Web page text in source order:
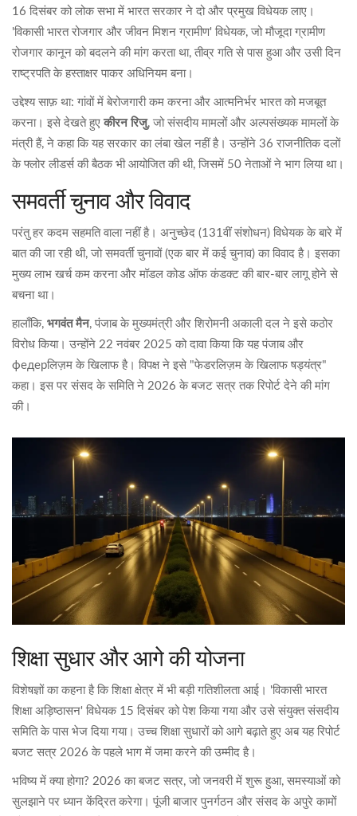
16 दिसंबर को लोक सभा में भारत सरकार ने दो और प्रमुख विधेयक लाए।
'विकासी भारत रोजगार और जीवन मिशन ग्रामीण' विधेयक, जो मौजूदा ग्रामीण
रोजगार कानून को बदलने की मांग करता था, तीव्र गति से पास हुआ और उसी दिन
राष्ट्रपति के हस्ताक्षर पाकर अधिनियम बना।
उद्देश्य साफ़ था: गांवों में बेरोजगारी कम करना और आत्मनिर्भर भारत को मजबूत
करना। इसे देखते हुए कीरन रिजु, जो संसदीय मामलों और अल्पसंख्यक मामलों के
मंत्री हैं, ने कहा कि यह सरकार का लंबा खेल नहीं है। उन्होंने 36 राजनीतिक दलों
के फ्लोर लीडर्स की बैठक भी आयोजित की थी, जिसमें 50 नेताओं ने भाग लिया था।
समवर्ती चुनाव और विवाद
परंतु हर कदम सहमति वाला नहीं है। अनुच्छेद (131वीं संशोधन) विधेयक के बारे में
बात की जा रही थी, जो समवर्ती चुनावों (एक बार में कई चुनाव) का विवाद है। इसका
मुख्य लाभ खर्च कम करना और मॉडल कोड ऑफ कंडक्ट की बार-बार लागू होने से
बचना था।
हालाँकि, भगवंत मैन, पंजाब के मुख्यमंत्रीऔर शिरोमनी अकाली दल ने इसे कठोर
विरोध किया। उन्होंने 22 नवंबर 2025 को दावा किया कि यह पंजाब और
федерलिज़म के खिलाफ है। विपक्ष ने इसे "फेडरलिज़म के खिलाफ षड्यंत्र"
कहा। इस पर संसद के समिति ने 2026 के बजट सत्र तक रिपोर्ट देने की मांग
की।
शिक्षा सुधार और आगे की योजना
विशेषज्ञों का कहना है कि शिक्षा क्षेत्र में भी बड़ी गतिशीलता आई। 'विकासी भारत
शिक्षा अड़िष्ठासन' विधेयक 15 दिसंबर को पेश किया गया और उसे संयुक्त संसदीय
समिति के पास भेज दिया गया। उच्च शिक्षा सुधारों को आगे बढ़ाते हुए अब यह रिपोर्ट
बजट सत्र 2026 के पहले भाग में जमा करने की उम्मीद है।
भविष्य में क्या होगा? 2026 का बजट सत्र, जो जनवरी में शुरू हुआ, समस्याओं को
सुलझाने पर ध्यान केंद्रित करेगा। पूंजी बाजार पुनर्गठन और संसद के अपुरे कामों